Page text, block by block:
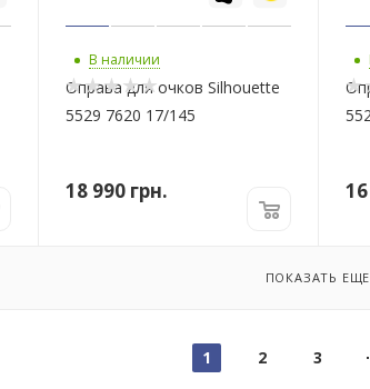
В наличии
Оправа для очков Silhouette
5529 7620 17/145
18 990 грн.
ПОКАЗАТЬ ЕЩЕ
1 2 3